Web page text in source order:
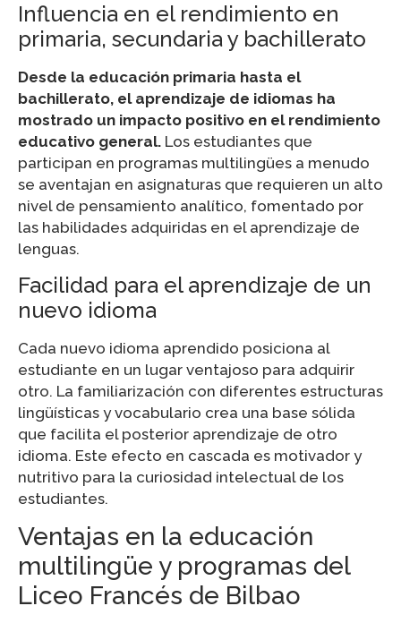
Influencia en el rendimiento en
primaria, secundaria y bachillerato
Desde la educación primaria hasta el
bachillerato, el aprendizaje de idiomas ha
mostrado un impacto positivo en el rendimiento
educativo general. Los estudiantes que
participan en programas multilingües a menudo
se aventajan en asignaturas que requieren un alto
nivel de pensamiento analítico, fomentado por
las habilidades adquiridas en el aprendizaje de
lenguas.
Facilidad para el aprendizaje de un
nuevo idioma
Cada nuevo idioma aprendido posiciona al
estudiante en un lugar ventajoso para adquirir
otro. La familiarización con diferentes estructuras
lingüísticas y vocabulario crea una base sólida
que facilita el posterior aprendizaje de otro
idioma. Este efecto en cascada es motivador y
nutritivo para la curiosidad intelectual de los
estudiantes.
Ventajas en la educación
multilingüe y programas del
Liceo Francés de Bilbao